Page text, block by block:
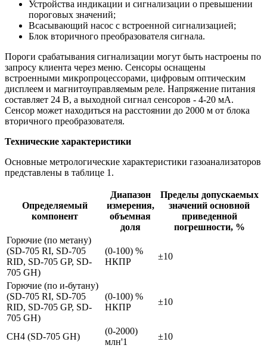
Устройства индикации и сигнализации о превышении
пороговых значений;
Всасывающий насос с встроенной сигнализацией;
Блок вторичного преобразователя сигнала.
Пороги срабатывания сигнализации могут быть настроены по
запросу клиента через меню. Сенсоры оснащены
встроенными микропроцессорами, цифровым оптическим
дисплеем и магнитоуправляемым реле. Напряжение питания
составляет 24 В, а выходной сигнал сенсоров - 4-20 мА.
Сенсор может находиться на расстоянии до 2000 м от блока
вторичного преобразователя.
Технические характеристики
Основные метрологические характеристики газоанализаторов
представлены в таблице 1.
Определяемый
компонент
Диапазон
измерения,
объемная
доля
Пределы допускаемых
значений основной
приведенной
погрешности, %
Горючие (по метану)
(SD-705 RI, SD-705
RID, SD-705 GP, SD-
705 GH)
(0-100) %
НКПР
±10
Горючие (по и-бутану)
(SD-705 RI, SD-705
RID, SD-705 GP, SD-
705 GH)
(0-100) %
НКПР
±10
CH4 (SD-705 GH)
(0-2000)
млн'1
±10